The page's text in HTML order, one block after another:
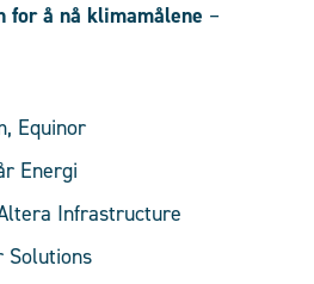
å nå klimamålene –
Equinor
Energi
Infrastructure
Solutions